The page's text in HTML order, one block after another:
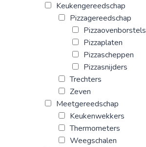
Keukengereedschap
Pizzagereedschap
Pizzaovenborstels
Pizzaplaten
Pizzascheppen
Pizzasnijders
Trechters
Zeven
Meetgereedschap
Keukenwekkers
Thermometers
Weegschalen